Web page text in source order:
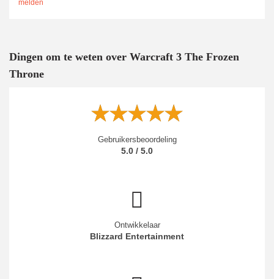
melden
Dingen om te weten over Warcraft 3 The Frozen
Throne
Gebruikersbeoordeling
5.0 / 5.0
Ontwikkelaar
Blizzard Entertainment